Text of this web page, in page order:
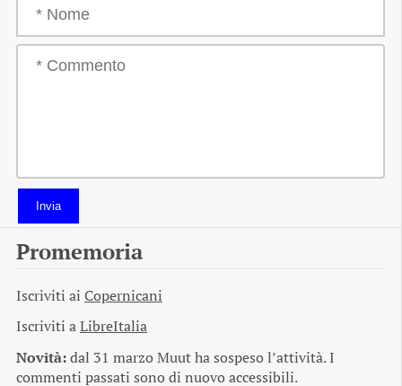
Invia
Promemoria
Iscriviti ai Copernicani
Iscriviti aLibreItalia
Novità:dal 31 marzo Muut ha sospeso l’attività. I
commenti passati sono di nuovo accessibili.